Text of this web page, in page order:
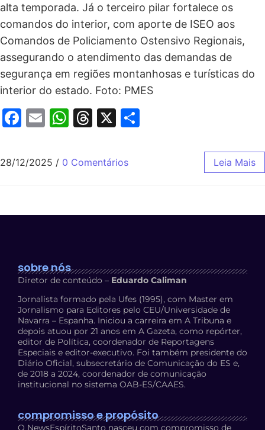
alta temporada. Já o terceiro pilar fortalece os
comandos do interior, com aporte de ISEO aos
Comandos de Policiamento Ostensivo Regionais,
assegurando o atendimento das demandas de
segurança em regiões montanhosas e turísticas do
interior do estado. Foto: PMES
Facebook
EmailWhatsApp
Threads
X
28/12/2025 / 0 Comentários Leia Mais
sobre nós
Diretor de conteúdo – Eduardo Caliman
Jornalista formado pela Ufes (1995), com Master em
Jornalismo para Editores pelo CEU/Universidade de
Navarra – Espanha. Iniciou a carreira em A Tribuna e
depois atuou por 21 anos em A Gazeta, como repórter,
editor de Política, coordenador de Reportagens
Especiais e editor-executivo. Foi também presidente do
Diário Oficial, subsecretário de Comunicação do ES e,
de 2018 a 2024, coordenador de comunicação
institucional no sistema OAB-ES/CAAES.
compromisso e propósito
O NewsEspíritoSanto nasceu com compromisso de